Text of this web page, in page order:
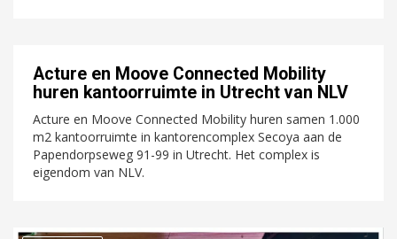
Acture en Moove Connected Mobility
huren kantoorruimte in Utrecht van NLV
Acture en Moove Connected Mobility huren samen 1.000
m2 kantoorruimte in kantorencomplex Secoya aan de
Papendorpseweg 91-99 in Utrecht. Het complex is
eigendom van NLV.